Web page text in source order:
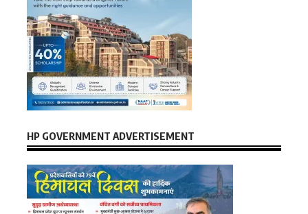
HP GOVERNMENT ADVERTISEMENT